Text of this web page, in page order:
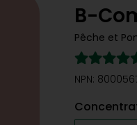
B-
Pêche et
NPN: